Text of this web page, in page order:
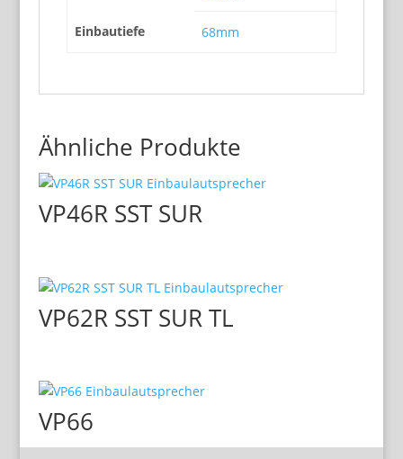
Einbautiefe 68mm
Ähnliche Produkte
VP46R SST SUR
VP62R SST SUR TL
VP66